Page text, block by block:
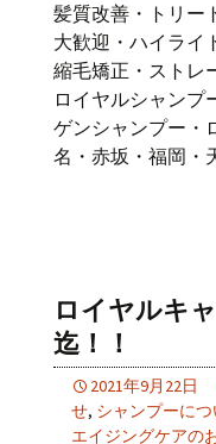
髪質改善・トリー
大歓迎・ハイライ
縮毛矯正・ストレ
ロイヤルシャン
ゲンシャンプー・
名・赤坂・福岡・
ロイヤルキ
迄！！
2021年9月22日
せ, シャンプーにつ
エイジングケアの